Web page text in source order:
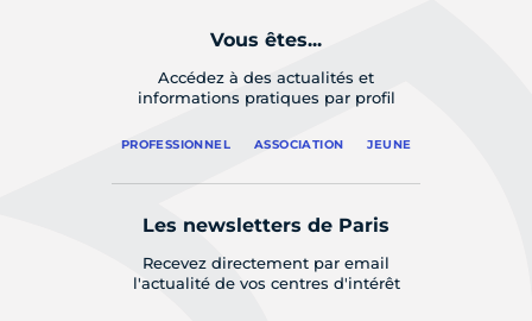
Vous êtes...
Accédez à des actualités et
informations pratiques par profil
PROFESSIONNEL ASSOCIATION JEUNE
Les newsletters de Paris
Recevez directement par email
l'actualité de vos centres d'intérêt